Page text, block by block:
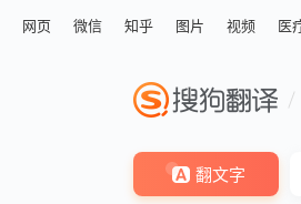
网页 微信 知乎 图片 视频 医
翻文字